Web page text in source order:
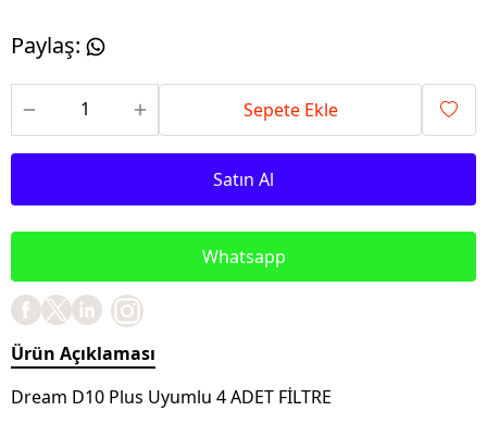
Paylaş:
Sepete Ekle
Satın Al
Whatsapp
Ürün Açıklaması
Dream D10 Plus Uyumlu 4 ADET FİLTRE